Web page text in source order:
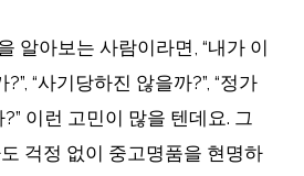
알아보는 사람이라면, “내가 이
“사기당하진 않을까?”, “정가
이런 고민이 많을 텐데요. 그
걱정 없이 중고명품을 현명하